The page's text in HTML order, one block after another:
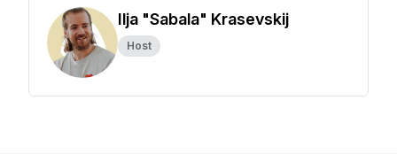
Ilja "Sabala" Krasevskij
Host